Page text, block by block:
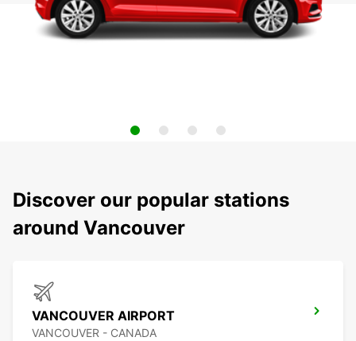
Discover our popular stations
around Vancouver
VANCOUVER AIRPORT
VANCOUVER - CANADA